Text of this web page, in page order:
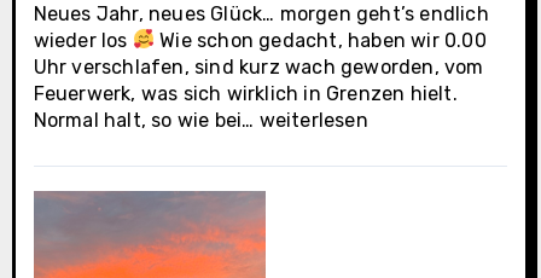
Neues Jahr, neues Glück… morgen geht’s endlich
wieder los
Wie schon gedacht, haben wir 0.00
Uhr verschlafen, sind kurz wach geworden, vom
Feuerwerk, was sich wirklich in Grenzen hielt.
Normal halt, so wie bei… La
(Casa
Oasis
letzter
Tag)
weiterlesen